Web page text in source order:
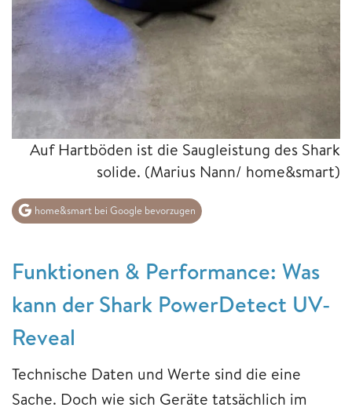
Auf Hartböden ist die Saugleistung des Shark
solide. (Marius Nann/ home&smart)
home&smart bei Google bevorzugen
Funktionen & Performance: Was
kann der Shark PowerDetect UV-
Reveal
Technische Daten und Werte sind die eine
Sache. Doch wie sich Geräte tatsächlich im